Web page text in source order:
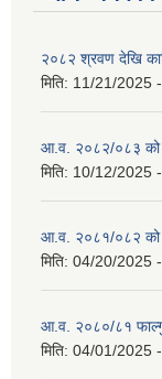
२०८२ श्रवण देखि
मिति: 11/21/2025
आ.व. २०८२/०८३ को
मिति: 10/12/2025
आ.व. २०८१/०८२ को
मिति: 04/20/2025
आ.व. २०८०/८१
मिति: 04/01/2025